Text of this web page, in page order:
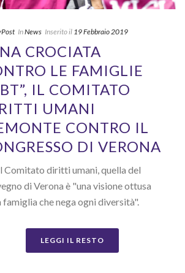
InNews Inserito il 19 Febbraio 2019
CROCIATA
LE FAMIGLIE
IL COMITATO
UMANI
CONTRO IL
DI VERONA
Comitato diritti umani, quella del
di Verona è "una visione ottusa
famiglia che nega ogni diversità".
LEGGI IL RESTO